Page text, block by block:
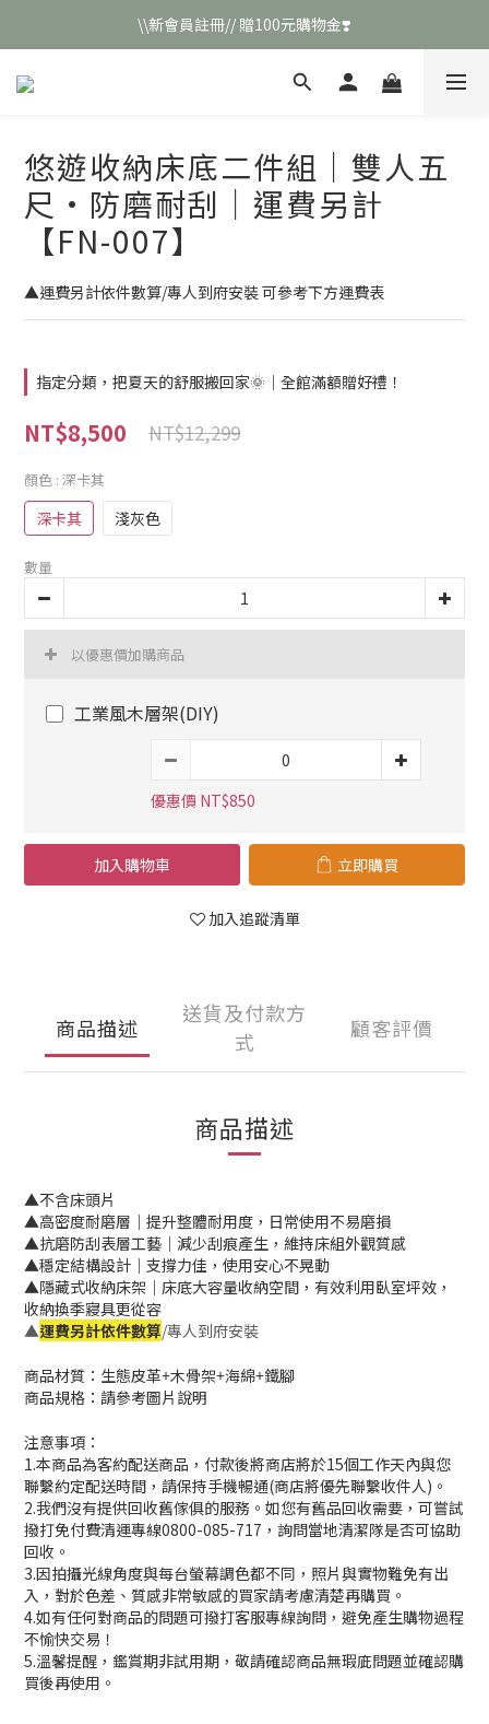
\\新會員註冊// 贈100元購物金❣️
\\新會員註冊// 贈100元購物金❣️
LINE好友招募\\ 回答數字 領取50元折扣碼 //
悠遊收納床底二件組｜雙人五
尺·防磨耐刮｜運費另計
【FN-007】
▲運費另計依件數算/專人到府安裝 可參考下方運費表
指定分類，把夏天的舒服搬回家🌞｜全館滿額贈好禮！
NT$8,500 NT$12,299
顏色 : 深卡其
深卡其 淺灰色
數量
以優惠價加購商品
工業風木層架(DIY)
優惠價 NT$850
加入購物車 立即購買
加入追蹤清單
商品描述
送貨及付款方
式
顧客評價
商品描述
▲不含床頭片
▲高密度耐磨層｜提升整體耐用度，日常使用不易磨損
▲抗磨防刮表層工藝｜減少刮痕產生，維持床組外觀質感
▲穩定結構設計｜支撐力佳，使用安心不晃動
▲隱藏式收納床架｜床底大容量收納空間，有效利用臥室坪效，
收納換季寢具更從容
▲運費另計依件數算/專人到府安裝
商品材質：生態皮革+木骨架+海綿+鐵腳
商品規格：請參考圖片說明
注意事項：
1.本商品為客約配送商品，付款後將商店將於15個工作天內與您
聯繫約定配送時間，請保持手機暢通(商店將優先聯繫收件人)。
2.我們沒有提供回收舊傢俱的服務。如您有舊品回收需要，可嘗試
撥打免付費清運專線0800-085-717，詢問當地清潔隊是否可協助
回收。
3.因拍攝光線角度與每台螢幕調色都不同，照片與實物難免有出
入，對於色差、質感非常敏感的買家請考慮清楚再購買。
4.如有任何對商品的問題可撥打客服專線詢問，避免產生購物過程
不愉快交易！
5.溫馨提醒，鑑賞期非試用期，敬請確認商品無瑕庛問題並確認購
買後再使用。